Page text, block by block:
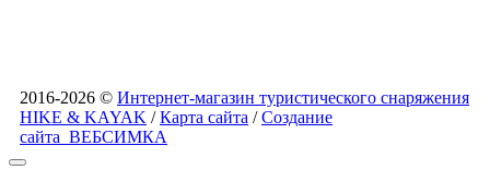
2016-2026 © Интернет-магазин туристического снаряжения
HIKE & KAYAK /Карта сайта /Создание
сайта ВЕБСИМКА